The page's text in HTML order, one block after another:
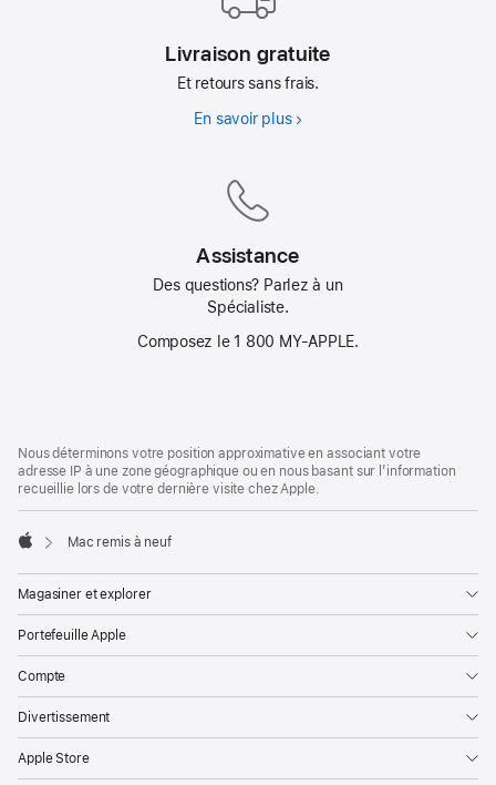
Livraison gratuite
Et retours sans frais.
En savoir plusLivraison
Assistance
Des questions? Parlez à un
Spécialiste.
Composez le 1 800 MY‑APPLE.
de
page
de
bas
Nous déterminons votre position approximative en associant votre
adresse IP à une zone géographique ou en nous basant sur l’information
recueillie lors de votre dernière visite chez Apple.
Mac remis à neuf
Magasiner et explorer
Portefeuille Apple
Compte
Divertissement
Apple Store